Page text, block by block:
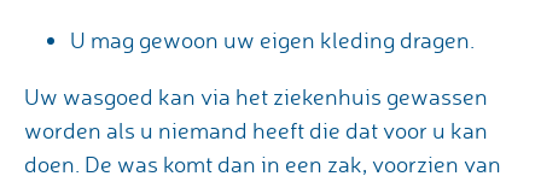
U mag gewoon uw eigen kleding dragen.
Uw wasgoed kan via het ziekenhuis gewassen
worden als u niemand heeft die dat voor u kan
doen. De was komt dan in een zak, voorzien van